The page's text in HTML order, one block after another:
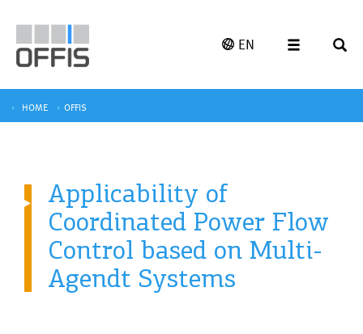
EN
HOME OFFIS
Applicability of
Coordinated Power Flow
Control based on Multi-
Agendt Systems